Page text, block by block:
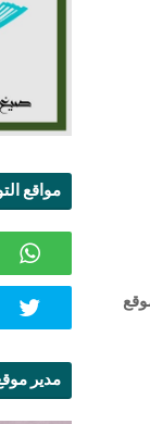
مواقع
مدير